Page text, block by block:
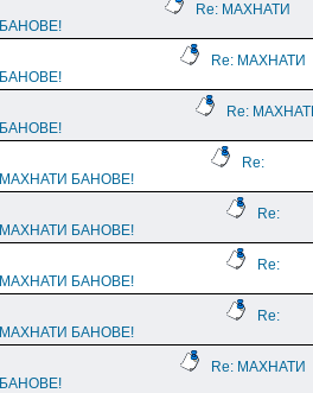
Re: МАХНАТИ
БАНОВЕ!
Re: МАХНАТИ
БАНОВЕ!
Re:
БАНОВЕ!
Re:
МАХНАТИ БАНОВЕ!
Re:
МАХНАТИ БАНОВЕ!
Re:
МАХНАТИ БАНОВЕ!
Re:
МАХНАТИ БАНОВЕ!
Re: МАХНАТИ
БАНОВЕ!